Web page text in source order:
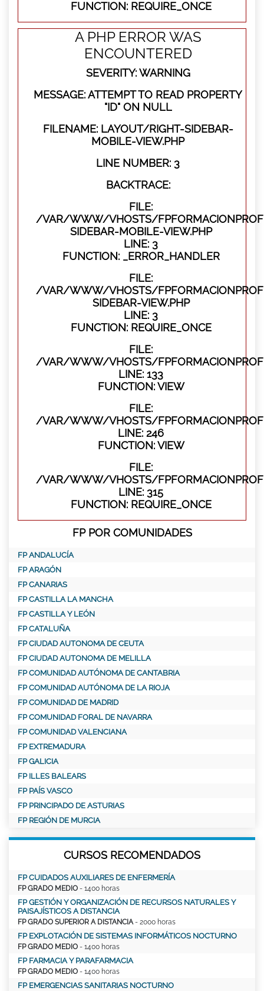
FUNCTION: REQUIRE_ONCE
A PHP ERROR WAS
ENCOUNTERED
SEVERITY: WARNING
MESSAGE: ATTEMPT TO READ PROPERTY
"ID" ON NULL
FILENAME: LAYOUT/RIGHT-SIDEBAR-
MOBILE-VIEW.PHP
LINE NUMBER: 3
BACKTRACE:
FILE:
/VAR/WWW/VHOSTS/
SIDEBAR-MOBILE-VIEW.PHP
LINE: 3
FUNCTION: _ERROR_HANDLER
FILE:
/VAR/WWW/VHOSTS/
SIDEBAR-VIEW.PHP
LINE: 3
FUNCTION: REQUIRE_ONCE
FILE:
/VAR/WWW/VHOSTS/
LINE: 133
FUNCTION: VIEW
FILE:
/VAR/WWW/VHOSTS/
LINE: 246
FUNCTION: VIEW
FILE:
/VAR/WWW/VHOSTS/
LINE: 315
FUNCTION: REQUIRE_ONCE
FP POR COMUNIDADES
FP ANDALUCÍA
FP ARAGÓN
FP CANARIAS
FP CASTILLA LA MANCHA
FP CASTILLA Y LEÓN
FP CATALUÑA
FP CIUDAD AUTONOMA DE CEUTA
FP CIUDAD AUTONOMA DE MELILLA
FP COMUNIDAD AUTÓNOMA DE CANTABRIA
FP COMUNIDAD AUTÓNOMA DE LA RIOJA
FP COMUNIDAD DE MADRID
FP COMUNIDAD FORAL DE NAVARRA
FP COMUNIDAD VALENCIANA
FP EXTREMADURA
FP GALICIA
FP ILLES BALEARS
FP PAÍS VASCO
FP PRINCIPADO DE ASTURIAS
FP REGIÓN DE MURCIA
CURSOS RECOMENDADOS
FP CUIDADOS AUXILIARES DE ENFERMERÍA
FP GRADO MEDIO - 1400 horas
FP GESTIÓN Y ORGANIZACIÓN DE RECURSOS NATURALES Y
PAISAJÍSTICOS A DISTANCIA
FP GRADO SUPERIOR A DISTANCIA- 2000 horas
FP EXPLOTACIÓN DE SISTEMAS INFORMÁTICOS NOCTURNO
FP GRADO MEDIO - 1400 horas
FP FARMACIA Y PARAFARMACIA
FP GRADO MEDIO - 1400 horas
FP EMERGENCIAS SANITARIAS NOCTURNO